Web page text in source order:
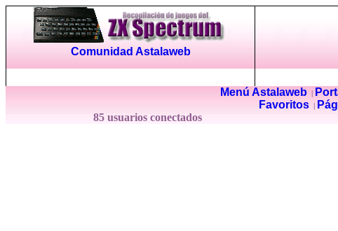
Comunidad Astalaweb
Menú Astalaweb|
Favoritos
85 usuarios conectados